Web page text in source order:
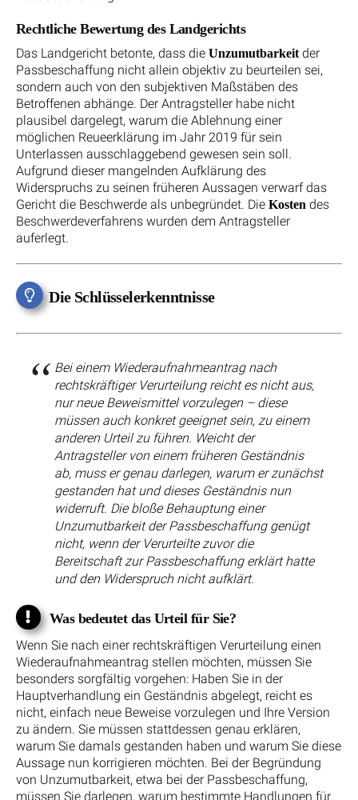
Rechtliche Bewertung des Landgerichts
Das Landgericht betonte, dass die Unzumutbarkeitder
Passbeschaffung nicht allein objektiv zu beurteilen sei,
sondern auch von den subjektiven Maßstäben des
Betroffenen abhänge. Der Antragsteller habe nicht
plausibel dargelegt, warum die Ablehnung einer
möglichen Reueerklärung im Jahr 2019 für sein
Unterlassen ausschlaggebend gewesen sein soll.
Aufgrund dieser mangelnden Aufklärung des
Widerspruchs zu seinen früheren Aussagen verwarf das
Gericht die Beschwerde als unbegründet. Die Kosten des
Beschwerdeverfahrens wurden dem Antragsteller
auferlegt.
Die Schlüsselerkenntnisse
Bei einem Wiederaufnahmeantrag nach
rechtskräftiger Verurteilung reicht es nicht aus,
nur neue Beweismittel vorzulegen – diese
müssen auch konkret geeignet sein, zu einem
anderen Urteil zu führen. Weicht der
Antragsteller von einem früheren Geständnis
ab, muss er genau darlegen, warum er zunächst
gestanden hat und dieses Geständnis nun
widerruft. Die bloße Behauptung einer
Unzumutbarkeit der Passbeschaffung genügt
nicht, wenn der Verurteilte zuvor die
Bereitschaft zur Passbeschaffung erklärt hatte
und den Widerspruch nicht aufklärt.
Was bedeutet das Urteil für Sie?
Wenn Sie nach einer rechtskräftigen Verurteilung einen
Wiederaufnahmeantrag stellen möchten, müssen Sie
besonders sorgfältig vorgehen: Haben Sie in der
Hauptverhandlung ein Geständnis abgelegt, reicht es
nicht, einfach neue Beweise vorzulegen und Ihre Version
zu ändern. Sie müssen stattdessen genau erklären,
warum Sie damals gestanden haben und warum Sie diese
Aussage nun korrigieren möchten. Bei der Begründung
von Unzumutbarkeit, etwa bei der Passbeschaffung,
müssen Sie darlegen, warum bestimmte Handlungen für